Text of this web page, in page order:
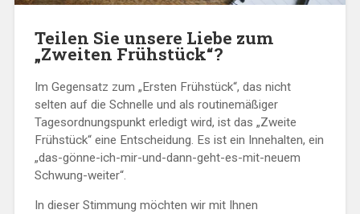
Teilen Sie unsere Liebe zum
„Zweiten Frühstück“?
Im Gegensatz zum „Ersten Frühstück“, das nicht
selten auf die Schnelle und als routinemäßiger
Tagesordnungspunkt erledigt wird, ist das „Zweite
Frühstück“ eine Entscheidung. Es ist ein Innehalten, ein
„das-gönne-ich-mir-und-dann-geht-es-mit-neuem
Schwung-weiter“.
In dieser Stimmung möchten wir mit Ihnen